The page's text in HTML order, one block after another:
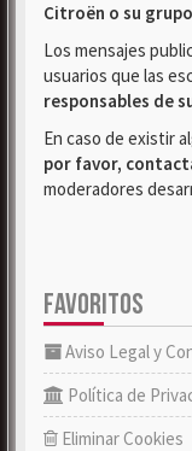
Citroën o su
Los mensajes
usuarios que las
responsables de
En caso de existir
por favor,
moderadores
FAVORITOS
Aviso Legal y
Política de
Eliminar Cookies